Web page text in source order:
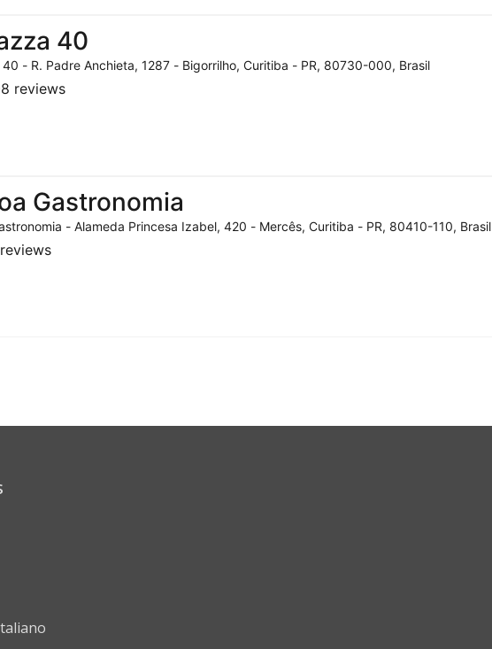
40
- R. Padre Anchieta, 1287 - Bigorrilho, Curitiba - PR, 80730-000, Brasil
reviews
Gastronomia
- Alameda Princesa Izabel, 420 - Mercês, Curitiba - PR, 80410-110, Brasil